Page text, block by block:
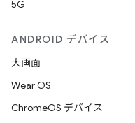
5G
ANDROID デバイス
大画面
Wear OS
ChromeOS デバイス